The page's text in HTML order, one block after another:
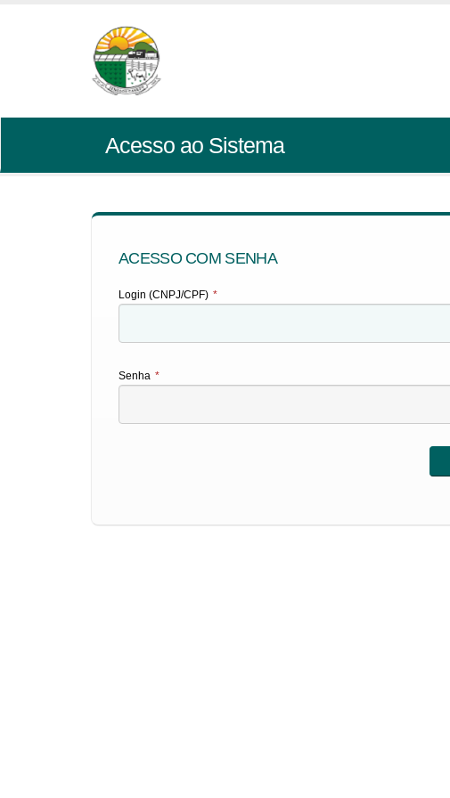
Acesso ao Sistema
ACESSO COM SENHA
Login (CNPJ/CPF) *
Senha *